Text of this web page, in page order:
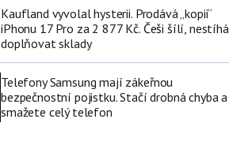
Kaufland vyvolal hysterii. Prodává „kopii“
iPhonu 17 Pro za 2 877 Kč. Češi šílí, nestíhá
doplňovat sklady
Telefony Samsung mají zákeřnou
bezpečnostní pojistku. Stačí drobná chyba a
smažete celý telefon